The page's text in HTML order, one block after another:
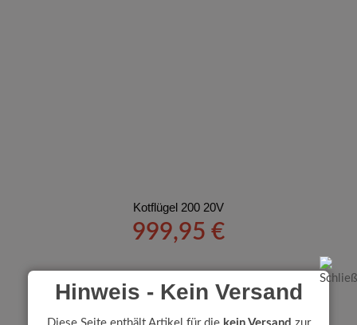
Kotflügel 200 20V
999,95 €
Hinweis - Kein Versand